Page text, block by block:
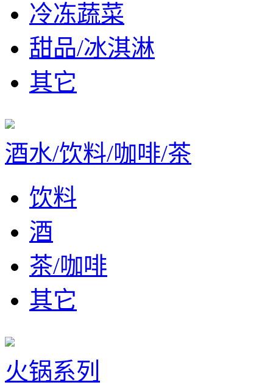
冷冻蔬菜
甜品/冰淇淋
其它
酒水/饮料/咖啡/茶
饮料
酒
茶/咖啡
其它
火锅系列